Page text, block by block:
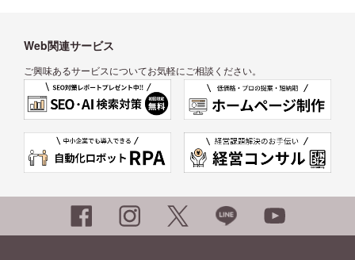
Web関連サービス
ご興味あるサービスについてお気軽にご相談ください。